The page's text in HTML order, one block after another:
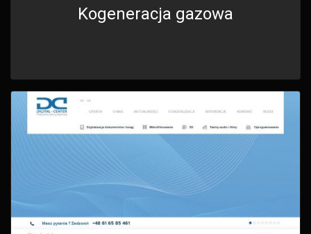
Kogeneracja gazowa